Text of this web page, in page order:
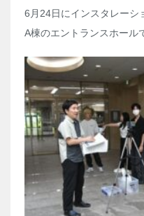
6 月 24日にインスタレーシ
A棟のエントランスホール